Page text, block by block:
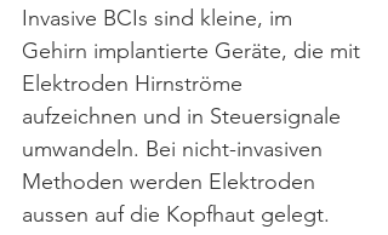
Invasive BCIs sind kleine, im
Gehirn implantierte Geräte, die mit
Elektroden Hirnströme
aufzeichnen und in Steuersignale
umwandeln. Bei nicht-invasiven
Methoden werden Elektroden
aussen auf die Kopfhaut gelegt.